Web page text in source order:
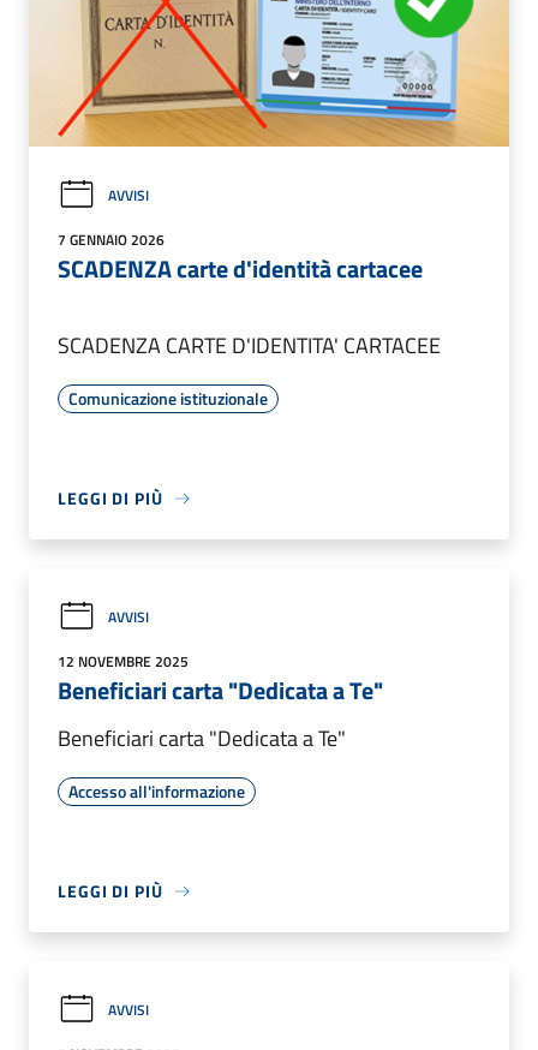
AVVISI
7 GENNAIO 2026
SCADENZA carte d'identità cartacee
SCADENZA CARTE D'IDENTITA' CARTACEE
Comunicazione istituzionale
LEGGI DI PIÙ
AVVISI
12 NOVEMBRE 2025
Beneficiari carta "Dedicata a Te"
Beneficiari carta "Dedicata a Te"
Accesso all'informazione
LEGGI DI PIÙ
AVVISI